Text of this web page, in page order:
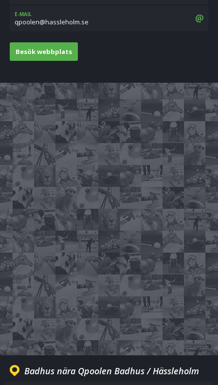
E-MAIL
es.mlohelssah@neloopq
Besök webbplats
Badhus nära Qpoolen Badhus / Hässleholm